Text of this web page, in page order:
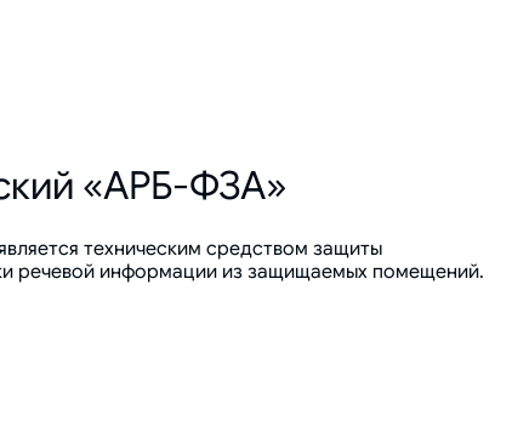
«АРБ-ФЗА»
техническим средством защиты
речевой информации из защищаемых помещений.